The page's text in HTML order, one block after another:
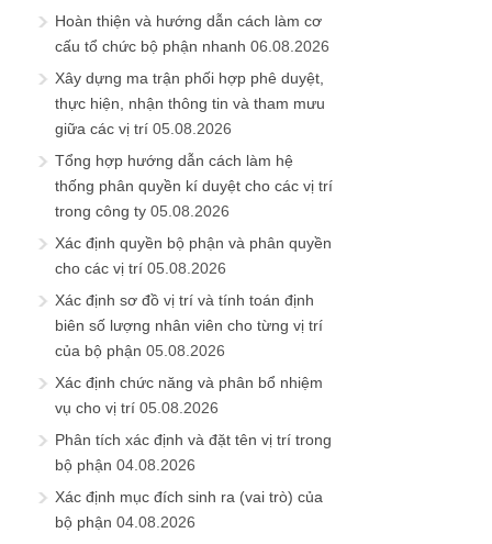
Hoàn thiện và hướng dẫn cách làm cơ
cấu tổ chức bộ phận nhanh 06.08.2026
Xây dựng ma trận phối hợp phê duyệt,
thực hiện, nhận thông tin và tham mưu
giữa các vị trí 05.08.2026
Tổng hợp hướng dẫn cách làm hệ
thống phân quyền kí duyệt cho các vị trí
trong công ty 05.08.2026
Xác định quyền bộ phận và phân quyền
cho các vị trí 05.08.2026
Xác định sơ đồ vị trí và tính toán định
biên số lượng nhân viên cho từng vị trí
của bộ phận 05.08.2026
Xác định chức năng và phân bổ nhiệm
vụ cho vị trí 05.08.2026
Phân tích xác định và đặt tên vị trí trong
bộ phận 04.08.2026
Xác định mục đích sinh ra (vai trò) của
bộ phận 04.08.2026